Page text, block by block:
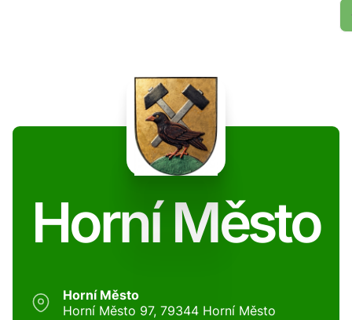
Horní Město
Horní Město
Horní Město 97, 79344 Horní Město